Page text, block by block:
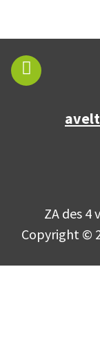
ZA des 4
Copyright ©